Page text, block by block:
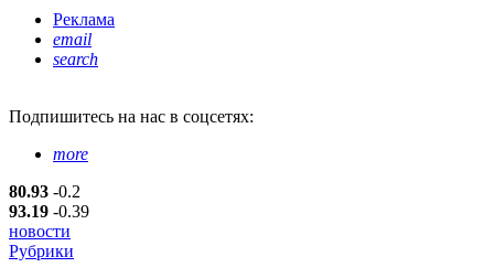
Реклама
email
search
Подпишитесь на нас в соцсетях:
more
80.93 -0.2
93.19 -0.39
новости
Рубрики